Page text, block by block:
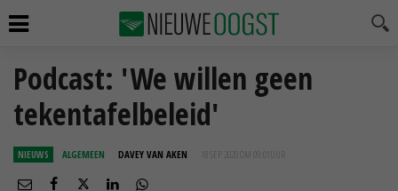
Podcast: 'We willen geen
tekentafelbeleid'
NIEUWS ALGEMEEN DAVEY VAN AKEN 18 SEP 2020 OM 09:01